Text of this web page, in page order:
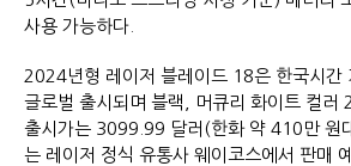
사용 가능하다.
2024년형 레이저 블레이드 18은 한국시간
글로벌 출시되며 블랙, 머큐리 화이트 컬러
출시가는 3099.99 달러(한화 약 410만 원
는 레이저 정식 유통사 웨이코스에서 판매